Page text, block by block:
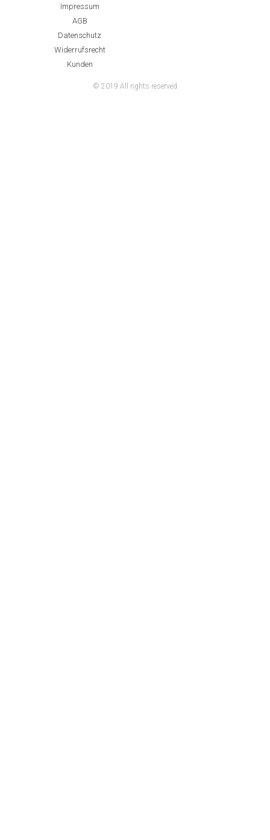
Impressum
AGB
Datenschutz
Widerrufsrecht
Kunden
© 2019 All rights reserved